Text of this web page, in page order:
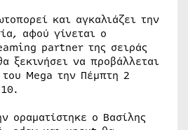
και αγκαλιάζει την
αφού γίνεται ο
partner της σειράς
ξεκινήσει να προβάλλεται
Mega την Πέμπτη 2
οραματίστηκε ο Βασίλης